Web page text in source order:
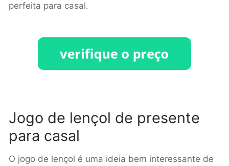
perfeita para casal.
Jogo de lençol de presente
para casal
O jogo de lençol é uma ideia bem interessante de